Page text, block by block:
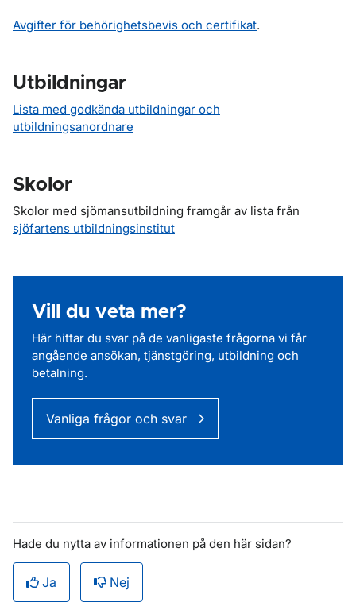
Avgifter för behörighetsbevis och certifikat.
Utbildningar
Lista med godkända utbildningar och
utbildningsanordnare
Skolor
Skolor med sjömansutbildning framgår av lista från
sjöfartens utbildningsinstitut
Vill du veta mer?
Här hittar du svar på de vanligaste frågorna vi får
angående ansökan, tjänstgöring, utbildning och
betalning.
Vanliga frågor och svar
Hade du nytta av informationen på den här sidan?
Ja Nej